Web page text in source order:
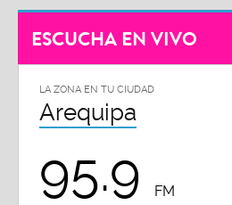
ESCUCHA EN VIVO
LA ZONA EN TU CIUDAD
Arequipa
95.9 FM